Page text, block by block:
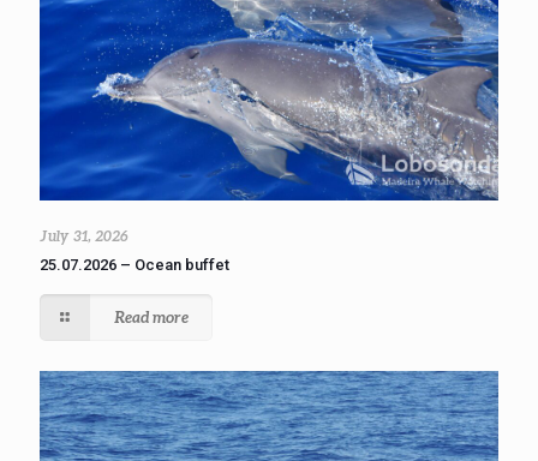
July 31, 2026
25.07.2026 – Ocean buffet
Read more